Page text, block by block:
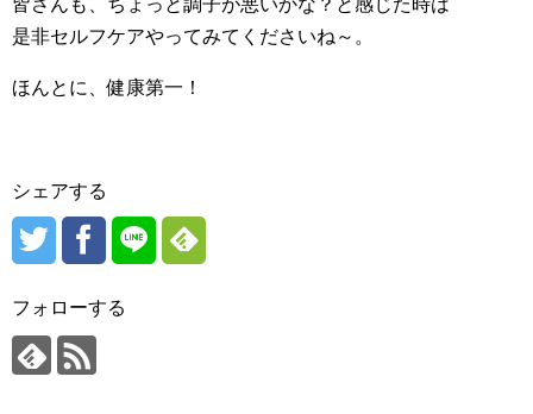
是非セルフケアやってみてくださいね～。
ほんとに、健康第一！
シェアする
フォローする